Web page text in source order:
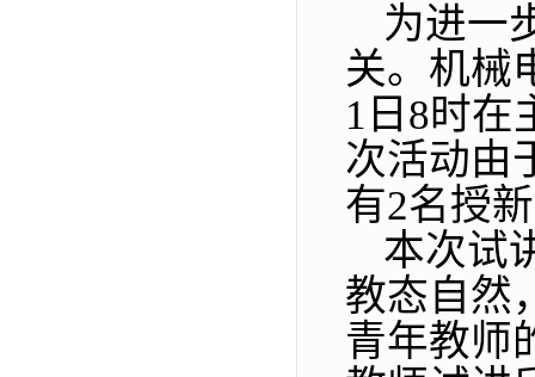
为进一
关。机械
1日8时在
次活动由
有2名授
本次试
教态自然
青年教师